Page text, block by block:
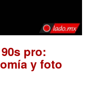
pro:
y foto